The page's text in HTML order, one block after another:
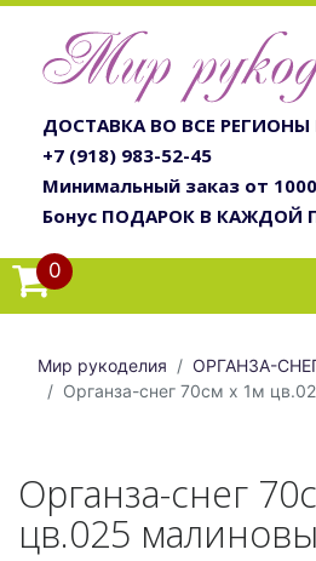
ДОСТАВКА ВО ВСЕ
+7 (918) 983-52-45
Минимальный заказ от
Бонус ПОДАРОК В КАЖДОЙ
0
Мир рукоделия
ОРГАНЗА-
Органза-снег 70см х 1м
Органза-снег
цв.025